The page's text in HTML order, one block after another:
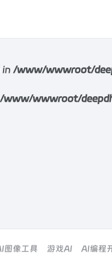
/www/wwwroot/
/www/wwwroot/
图像工具 游戏AI AI编程